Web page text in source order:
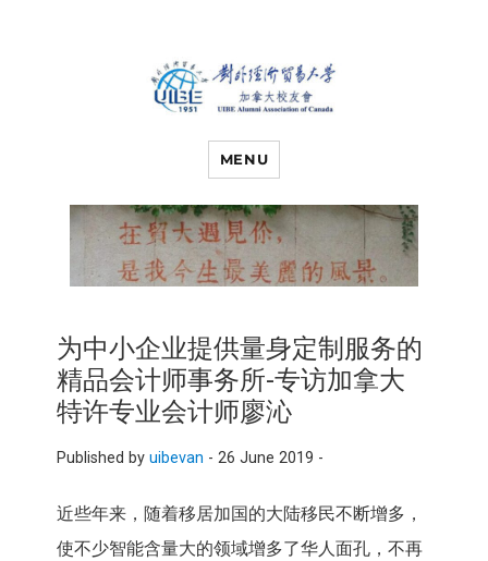
对外经济贸易
大学加拿大校
友会
MENU
为中小企业提供量身定制服务的
精品会计师事务所-专访加拿大
特许专业会计师廖沁
Published by uibevan - 26 June 2019 -
近些年来，随着移居加国的大陆移民不断增多，
使不少智能含量大的领域增多了华人面孔，不再